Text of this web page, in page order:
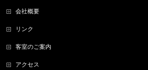
会社概要
リンク
客室のご案内
アクセス